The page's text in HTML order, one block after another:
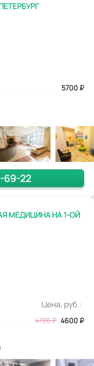
5700 ₽
69-22
МЕДИЦИНА НА 1-ОЙ
Цена, руб.:
4700₽ 4600 ₽